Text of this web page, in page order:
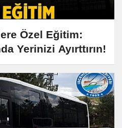
Özel Eğitim:
Yerinizi Ayırttırın!